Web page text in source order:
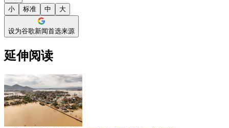
小 标准 中 大
设为谷歌新闻首选来源
延伸阅读